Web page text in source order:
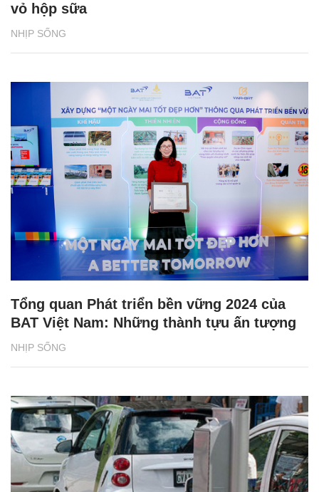
NHỊP SỐNG
vỏ hộp sữa
NHỊP SỐNG
Tổng quan Phát triển bền vững 2024 của
BAT Việt Nam: Những thành tựu ấn tượng